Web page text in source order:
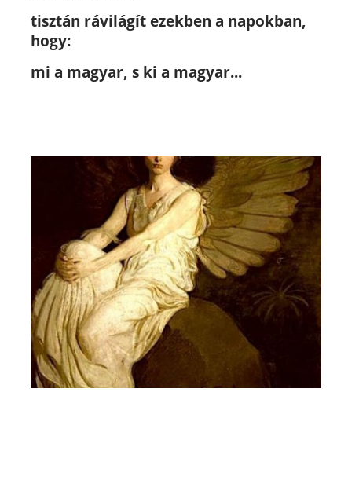
tisztán rávilágít ezekben a napokban,
hogy:
mi a magyar, s ki a magyar...